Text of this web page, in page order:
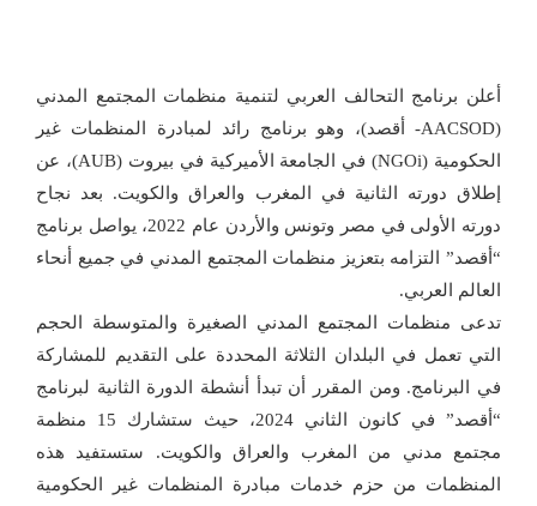
أعلن برنامج التحالف العربي لتنمية منظمات المجتمع المدني
(AACSOD- أقصد)، وهو برنامج رائد لمبادرة المنظمات غير
الحكومية (NGOi) في الجامعة الأميركية في بيروت (AUB)، عن
إطلاق دورته الثانية في المغرب والعراق والكويت. بعد نجاح
دورته الأولى في مصر وتونس والأردن عام 2022، يواصل برنامج
“أقصد” التزامه بتعزيز منظمات المجتمع المدني في جميع أنحاء
العالم العربي.
تدعى منظمات المجتمع المدني الصغيرة والمتوسطة الحجم
التي تعمل في البلدان الثلاثة المحددة على التقديم للمشاركة
في البرنامج. ومن المقرر أن تبدأ أنشطة الدورة الثانية لبرنامج
“أقصد” في كانون الثاني 2024، حيث ستشارك 15 منظمة
مجتمع مدني من المغرب والعراق والكويت. ستستفيد هذه
المنظمات من حزم خدمات مبادرة المنظمات غير الحكومية